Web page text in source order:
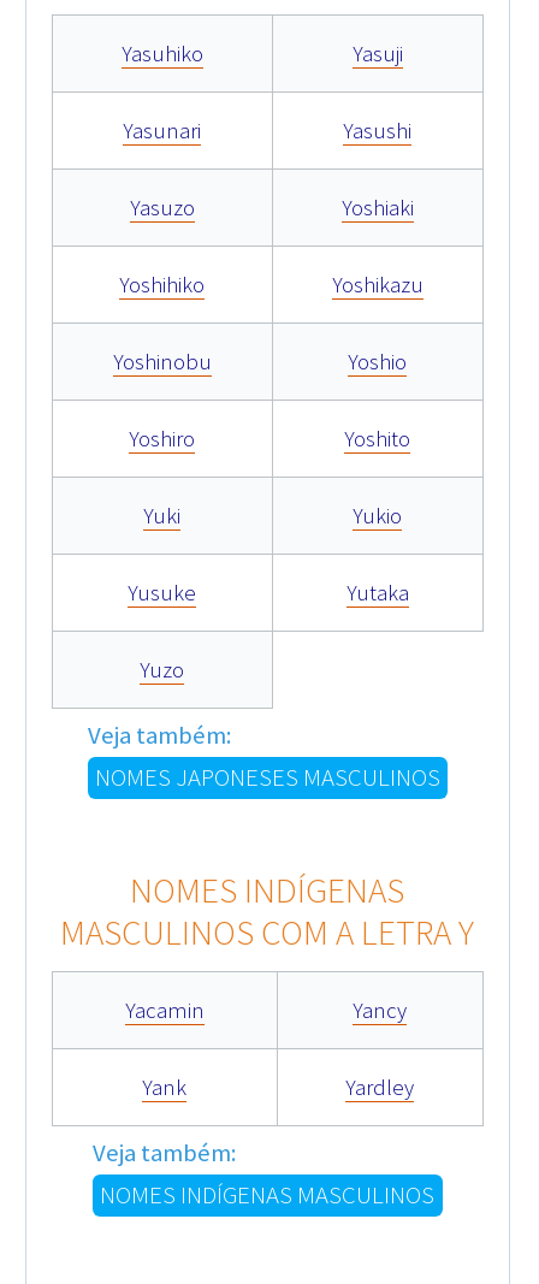
Yasuhiko Yasuji
Yasunari Yasushi
Yasuzo Yoshiaki
Yoshihiko Yoshikazu
Yoshinobu Yoshio
Yoshiro Yoshito
Yuki Yukio
Yusuke Yutaka
Yuzo
Veja também:
NOMES JAPONESES MASCULINOS
NOMES INDÍGENAS
MASCULINOS COM A LETRA Y
Yacamin Yancy
Yank Yardley
Veja também:
NOMES INDÍGENAS MASCULINOS